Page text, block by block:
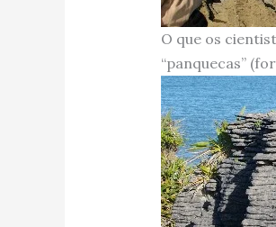
O que os
“panquecas”